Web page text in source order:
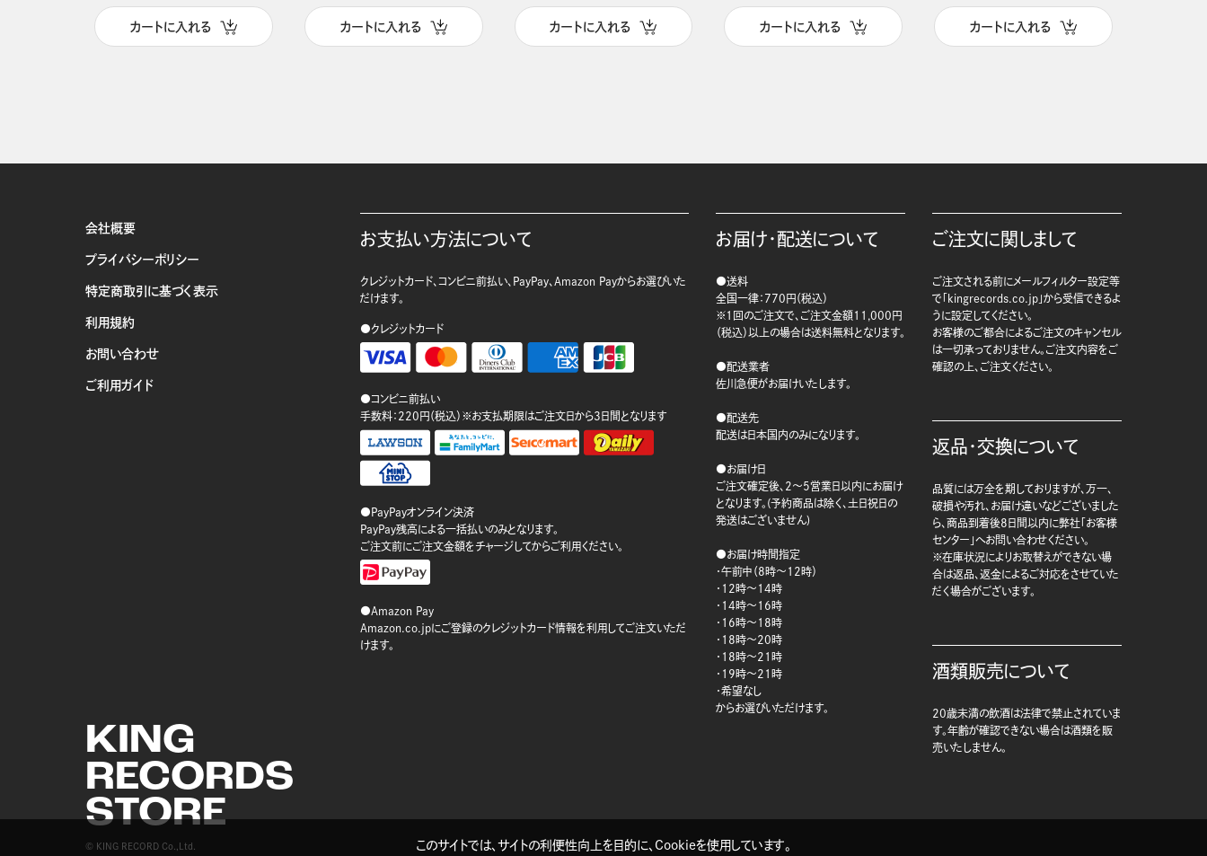
カートに入れる カートに入れる カートに入れる カートに入れる カートに入れる
会社概要
プライバシーポリシー
特定商取引に基づく表示
利用規約
お問い合わせ
ご利用ガイド
KING
RECORDS
STORE
© KING RECORD Co.,Ltd.
お支払い方法について
クレジットカード、コンビニ前払い、PayPay、Amazon Payからお選びいた
だけます。
●クレジットカード
●コンビニ前払い
手数料：220円（税込）※お支払期限はご注文日から3日間となります
●PayPayオンライン決済
PayPay残高による一括払いのみとなります。
ご注文前にご注文金額をチャージしてからご利用ください。
●Amazon Pay
Amazon.co.jpにご登録のクレジットカード情報を利用してご注文いただ
けます。
お届け・配送について
●送料
全国一律：770円（税込）
※1回のご注文で、ご注文金額11,000円
（税込）以上の場合は送料無料となります。
●配送業者
佐川急便がお届けいたします。
●配送先
配送は日本国内のみになります。
●お届け日
ご注文確定後、2～5営業日以内にお届け
となります。(予約商品は除く、土日祝日の
発送はございません)
●お届け時間指定
・午前中（8時～12時）
・12時～14時
・14時～16時
・16時～18時
・18時～20時
・18時～21時
・19時～21時
・希望なし
からお選びいただけます。
ご注文に関しまして
ご注文される前にメールフィルター設定等
で「kingrecords.co.jp」から受信できるよ
うに設定してください。
お客様のご都合によるご注文のキャンセル
は一切承っておりません。ご注文内容をご
確認の上、ご注文ください。
返品・交換について
品質には万全を期しておりますが、万一、
破損や汚れ、お届け違いなどございました
ら、商品到着後8日間以内に弊社「お客様
センター」へお問い合わせください。
※在庫状況によりお取替えができない場
合は返品、返金によるご対応をさせていた
だく場合がございます。
酒類販売について
20歳未満の飲酒は法律で禁止されていま
す。年齢が確認できない場合は酒類を販
売いたしません。
このサイトでは、サイトの利便性向上を目的に、Cookieを使用しています。